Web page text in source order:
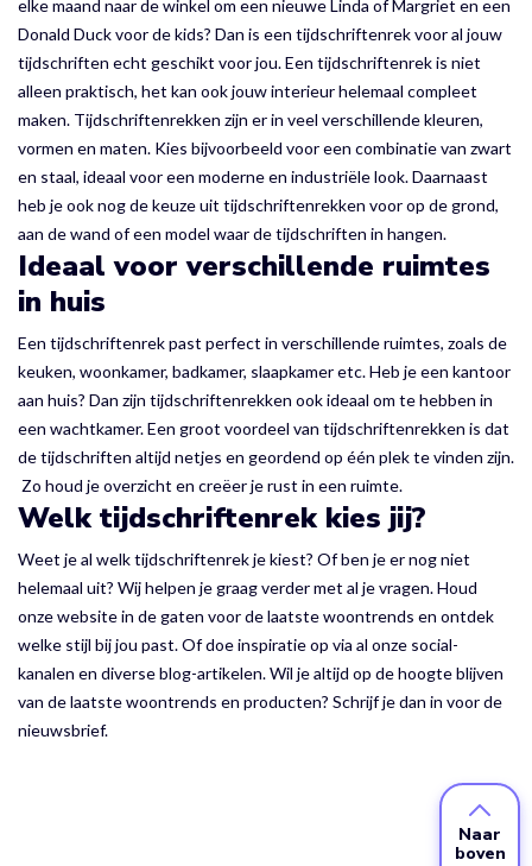
elke maand naar de winkel om een nieuwe Linda of Margriet en een
Donald Duck voor de kids? Dan is een tijdschriftenrek voor al jouw
tijdschriften echt geschikt voor jou. Een tijdschriftenrek is niet
alleen praktisch, het kan ook jouw interieur helemaal compleet
maken. Tijdschriftenrekken zijn er in veel verschillende kleuren,
vormen en maten. Kies bijvoorbeeld voor een combinatie van zwart
en staal, ideaal voor een moderne en industriële look. Daarnaast
heb je ook nog de keuze uit tijdschriftenrekken voor op de grond,
aan de wand of een model waar de tijdschriften in hangen.
Ideaal voor verschillende ruimtes
in huis
Een tijdschriftenrek past perfect in verschillende ruimtes, zoals de
keuken, woonkamer, badkamer, slaapkamer etc. Heb je een kantoor
aan huis? Dan zijn tijdschriftenrekken ook ideaal om te hebben in
een wachtkamer. Een groot voordeel van tijdschriftenrekken is dat
de tijdschriften altijd netjes en geordend op één plek te vinden zijn.
Zo houd je overzicht en creëer je rust in een ruimte.
Welk tijdschriftenrek kies jij?
Weet je al welk tijdschriftenrek je kiest? Of ben je er nog niet
helemaal uit? Wij helpen je graag verder met al je vragen. Houd
onze website in de gaten voor de laatste woontrends en ontdek
welke stijl bij jou past. Of doe inspiratie op via al onze social-
kanalen en diverse blog-artikelen. Wil je altijd op de hoogte blijven
van de laatste woontrends en producten? Schrijf je dan in voor de
nieuwsbrief.
Naar
boven